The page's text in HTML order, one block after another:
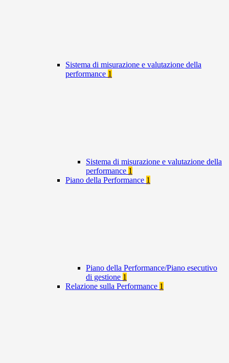
Sistema di misurazione e valutazione della
performance 1
Sistema di misurazione e valutazione della
performance 1
Piano della Performance 1
Piano della Performance/Piano esecutivo
di gestione 1
Relazione sulla Performance 1